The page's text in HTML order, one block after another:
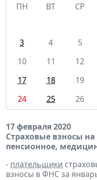
ПН
ВТ СР
3
4 5
10
11 12
17
18 19
24
25 26
17 февраля 2020
Страховые взносы
пенсионное,
- плательщики
взносы в ФНС за